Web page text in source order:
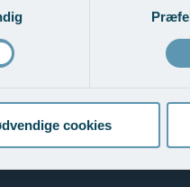
cookies
Læbeforstørrelse
fedttransplantation